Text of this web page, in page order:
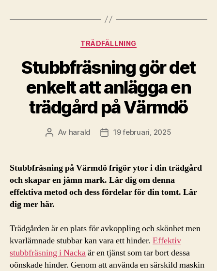
Kategorier
TRÄDFÄLLNING
Stubbfräsning gör det
enkelt att anlägga en
trädgård på Värmdö
Inläggsförfattare
Av harald Inläggsdatum
19 februari, 2025
Stubbfräsning på Värmdö frigör ytor i din trädgård
och skapar en jämn mark. Lär dig om denna
effektiva metod och dess fördelar för din tomt. Lär
dig mer här.
Trädgården är en plats för avkoppling och skönhet men
kvarlämnade stubbar kan vara ett hinder. Effektiv
stubbfräsning i Nackaär en tjänst som tar bort dessa
oönskade hinder. Genom att använda en särskild maskin